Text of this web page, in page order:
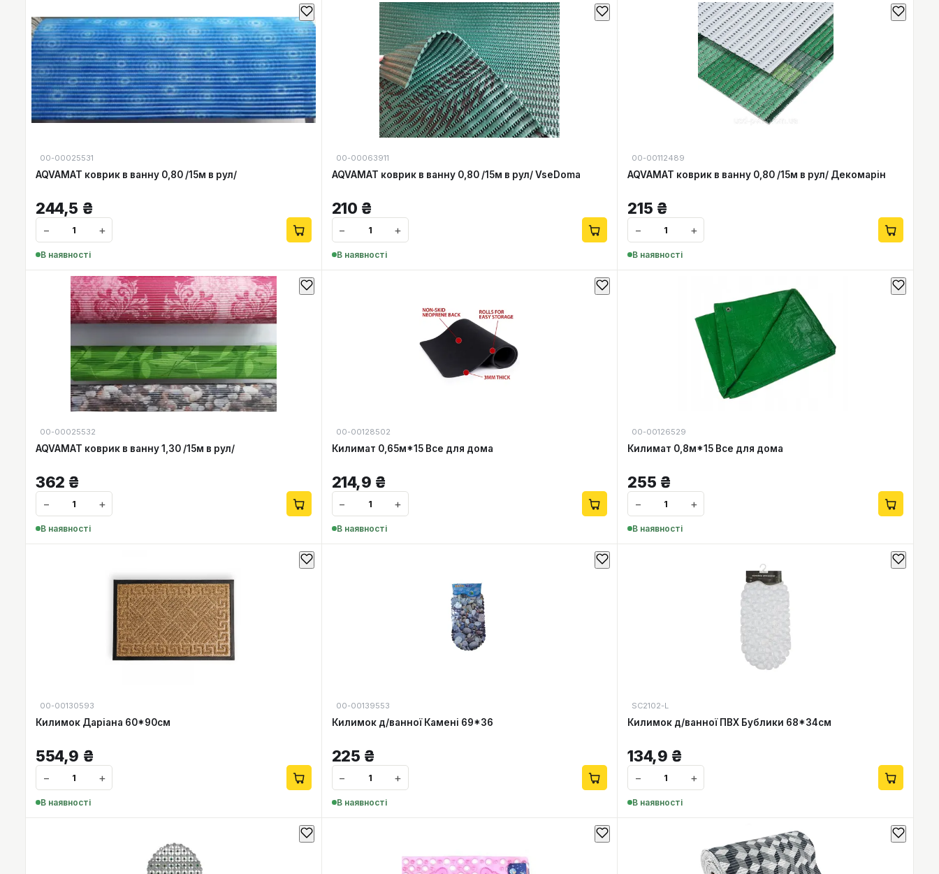
00-00025531
AQVAMAT коврик в ванну 0,80 /15м в рул/
244,5 ₴
− +
В наявності
00-00063911
AQVAMAT коврик в ванну 0,80 /15м в рул/ VseDoma
210 ₴
− +
В наявності
00-00112489
AQVAMAT коврик в ванну 0,80 /15м в рул/ Декомарін
215 ₴
− +
В наявності
00-00025532
AQVAMAT коврик в ванну 1,30 /15м в рул/
362 ₴
− +
В наявності
00-00128502
Килимат 0,65м*15 Все для дома
214,9 ₴
− +
В наявності
00-00126529
Килимат 0,8м*15 Все для дома
255 ₴
− +
В наявності
00-00130593
Килимок Даріана 60*90см
554,9 ₴
− +
В наявності
00-00139553
Килимок д/ванної Камені 69*36
225 ₴
− +
В наявності
SC2102-L
Килимок д/ванної ПВХ Бублики 68*34см
134,9 ₴
− +
В наявності